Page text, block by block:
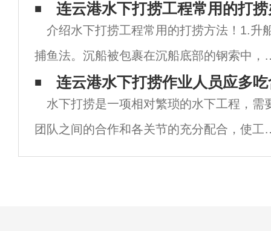
量。潜水。堵塞。水下爆破。水下切割和水
焊接技术是一项非常全面的技术。由于其工
性质和位置的特殊性，水下打捞的风险系数
高
连云港水下打捞工程常用的打
介绍水下打捞工程常用的打捞方法！1.升
捕鱼法。沉船被包裹在沉船底部的钢索中，
船被打捞船上的起重设备吊起。在捕鱼中，
艘或两艘以上的渔船通常用于水下打捞。2.
沫打捞方法。将较轻的闭孔泡沫引入沉船舱
连云港水下打捞作业人员应多
水下打捞是一项相对繁琐的水下工程，需
团队之间的合作和各关节的充分配合，使工
顺利进行。任何环节的问题都很可能导致任